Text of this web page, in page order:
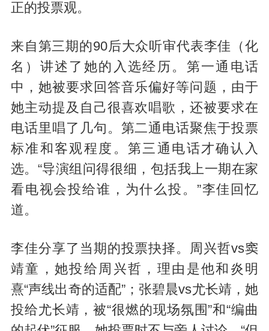
正的投票观。
来自第三期的90后大众听审代表李佳（化
名）讲述了她的入选经历。第一通电话
中，她被要求回答音乐偏好等问题，由于
她主动提及自己很喜欢唱歌，还被要求在
电话里唱了几句。第二通电话聚焦于投票
标准和客观程度。第三通电话才确认入
选。“导演组问得很细，包括我上一期在家
看电视会投给谁，为什么投。”李佳回忆
道。
李佳分享了当期的投票抉择。周兴哲vs窦
靖童，她投给周兴哲，理由是他和炎明
熹“声线出奇的适配”；张碧晨vs尤长靖，她
投给尤长靖，被“很燃的现场氛围”和“编曲